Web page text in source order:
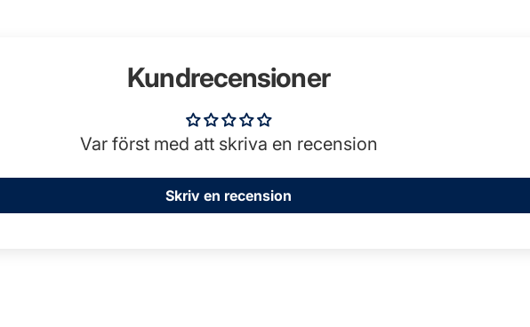
Kundrecensioner
Var först med att skriva en recension
Skriv en recension